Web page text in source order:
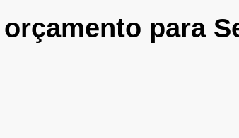
para